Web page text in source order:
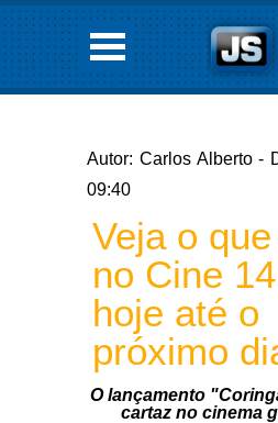
Autor: Carlos Alberto -
09:40
Veja o
no Cine
hoje até o
próximo
O lançamento
cartaz no cinema